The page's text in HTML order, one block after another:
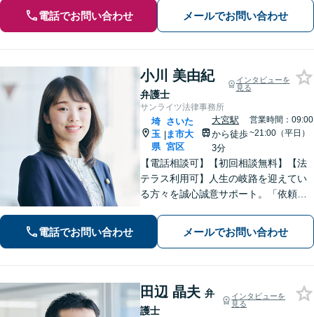
電話でお問い合わせ メールでお問い合わせ
小川 美由紀
弁護士
インタビューを
見る
サンライツ法律事務所
埼
玉
県
|
さいた
ま市大
宮区
大宮駅
から徒歩
3分
営業時間：09:00
~21:00（平日）
【電話相談可】【初回相談無料】【法
テラス利用可】人生の岐路を迎えてい
る方々を誠心誠意サポート。「依頼者
女問題／借金問題／相続／企業法務／
刑事事件／交通事故／労働問題など、
電話でお問い合わせ メールでお問い合わせ
田辺 晶夫 弁
護士
インタビューを
見る